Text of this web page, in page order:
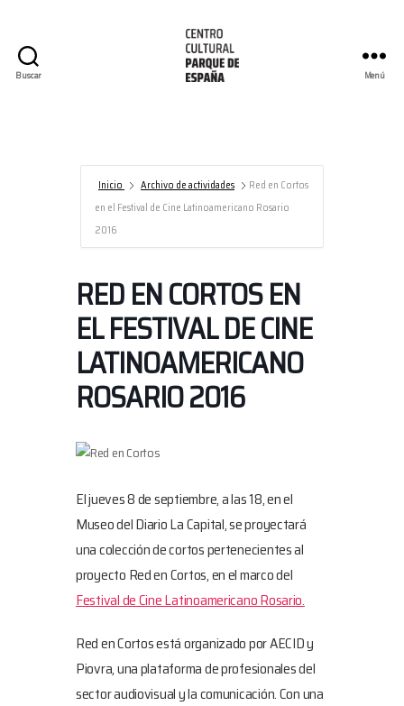
Buscar
España/AECID
Menú
Inicio Archivo de actividades
Red en Cortos
en el Festival de Cine Latinoamericano Rosario
2016
RED EN CORTOS EN
EL FESTIVAL DE CINE
LATINOAMERICANO
ROSARIO 2016
El jueves 8 de septiembre, a las 18, en el
Museo del Diario La Capital, se proyectará
una colección de cortos pertenecientes al
proyecto Red en Cortos, en el marco del
Festival de Cine Latinoamericano Rosario.
Red en Cortos está organizado por AECID y
Piovra, una plataforma de profesionales del
sector audiovisual y la comunicación. Con una